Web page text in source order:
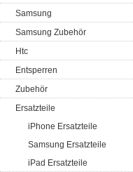
Samsung
Samsung Zubehör
Htc
Entsperren
Zubehör
Ersatzteile
iPhone Ersatzteile
Samsung Ersatzteile
iPad Ersatzteile